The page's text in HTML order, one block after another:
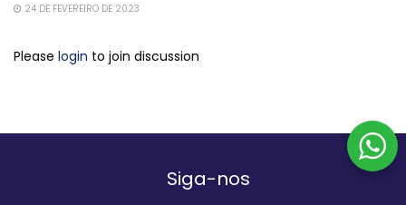
24 DE FEVEREIRO DE 2023
Please login to join discussion
Siga-nos